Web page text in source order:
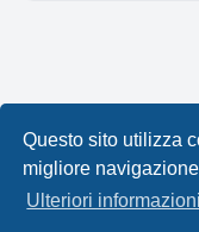
Questo sito utilizza
migliore
Ulteriori informazioni
Creato daphpBB®